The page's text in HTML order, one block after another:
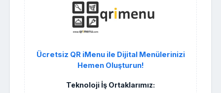
Ücretsiz QR iMenu ile Dijital Menülerinizi
Hemen Oluşturun!
Teknoloji İş Ortaklarımız: